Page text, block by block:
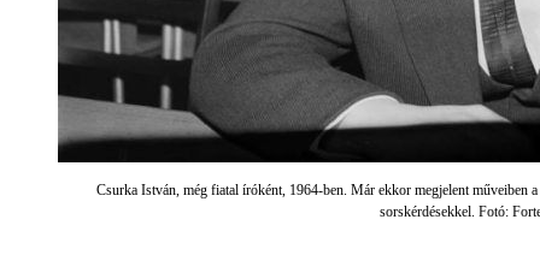
Csurka István, még fiatal íróként, 1964-ben. Már ekkor megjelent műveiben
sorskérdésekkel. Fotó: